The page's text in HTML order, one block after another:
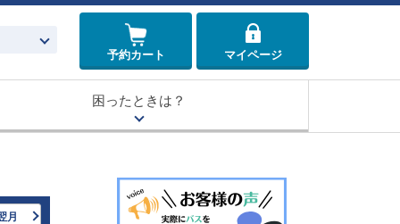
予約カート マイページ
困ったときは？
月